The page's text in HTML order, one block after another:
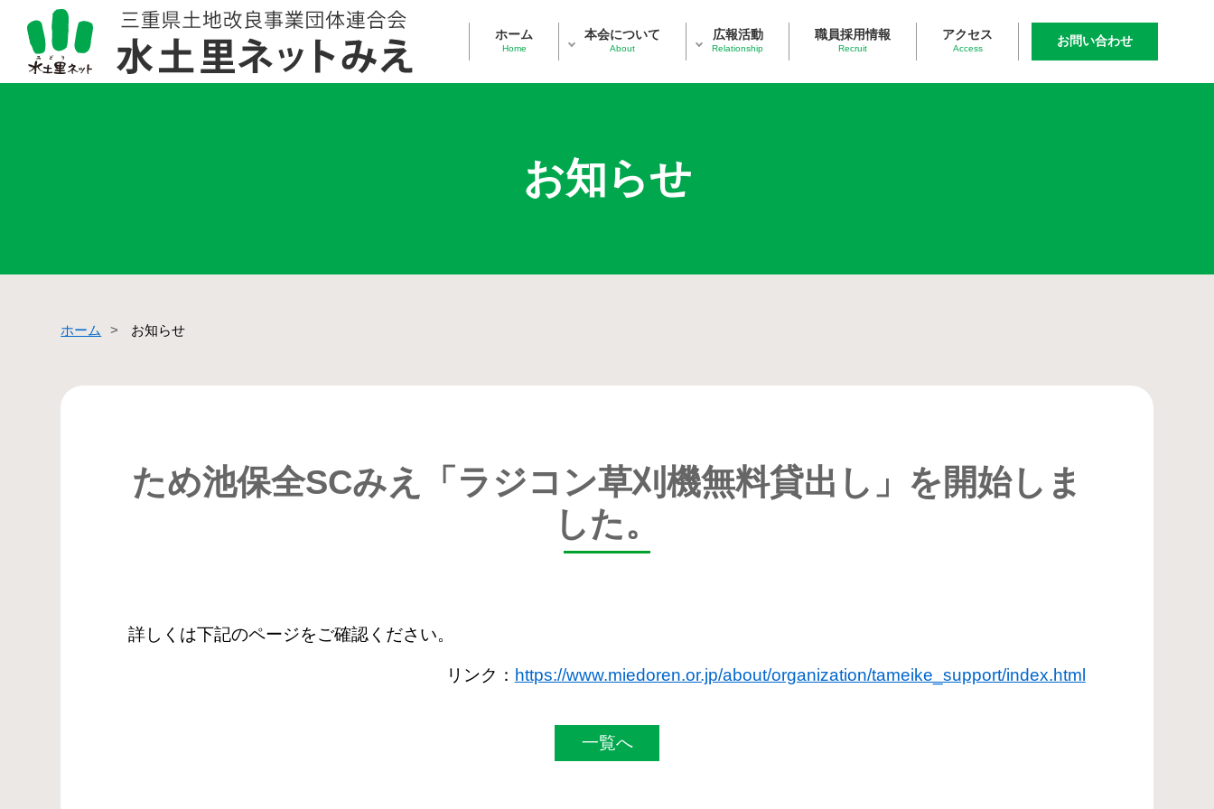
ホーム
Home
本会について
About
広報活動
Relationship
職員採用情報
Recruit
アクセス
Access
お問い合わせ
お知らせ
ホーム お知らせ
ため池保全SCみえ「ラジコン草刈機無料貸出し」を開始しま
した。
詳しくは下記のページをご確認ください。
リンク： https://www.miedoren.or.jp/about/organization/tameike_support/index.html
一覧へ